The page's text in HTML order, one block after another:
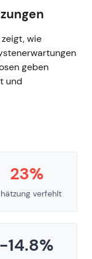
wie
geben
und
23%
verfehlt
-14.8%